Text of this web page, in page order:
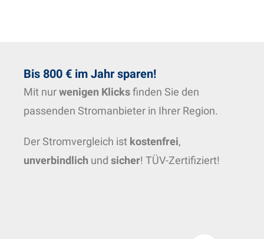
Bis 800 € im Jahr sparen!
Mit nurwenigen Klicksfinden Sie den
passenden Stromanbieter in Ihrer Region.
Der Stromvergleich ist kostenfrei,
unverbindlich und sicher! TÜV-Zertifiziert!